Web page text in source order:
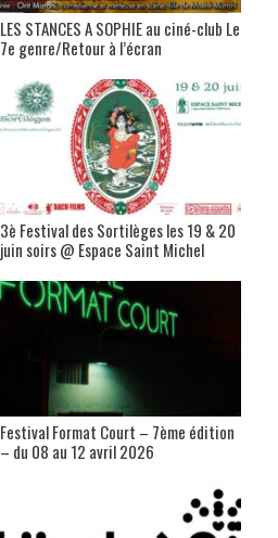
LES STANCES A SOPHIE au ciné-club Le
7e genre/Retour à l’écran
3è Festival des Sortilèges les 19 & 20
juin soirs @ Espace Saint Michel
Festival Format Court – 7ème édition
– du 08 au 12 avril 2026